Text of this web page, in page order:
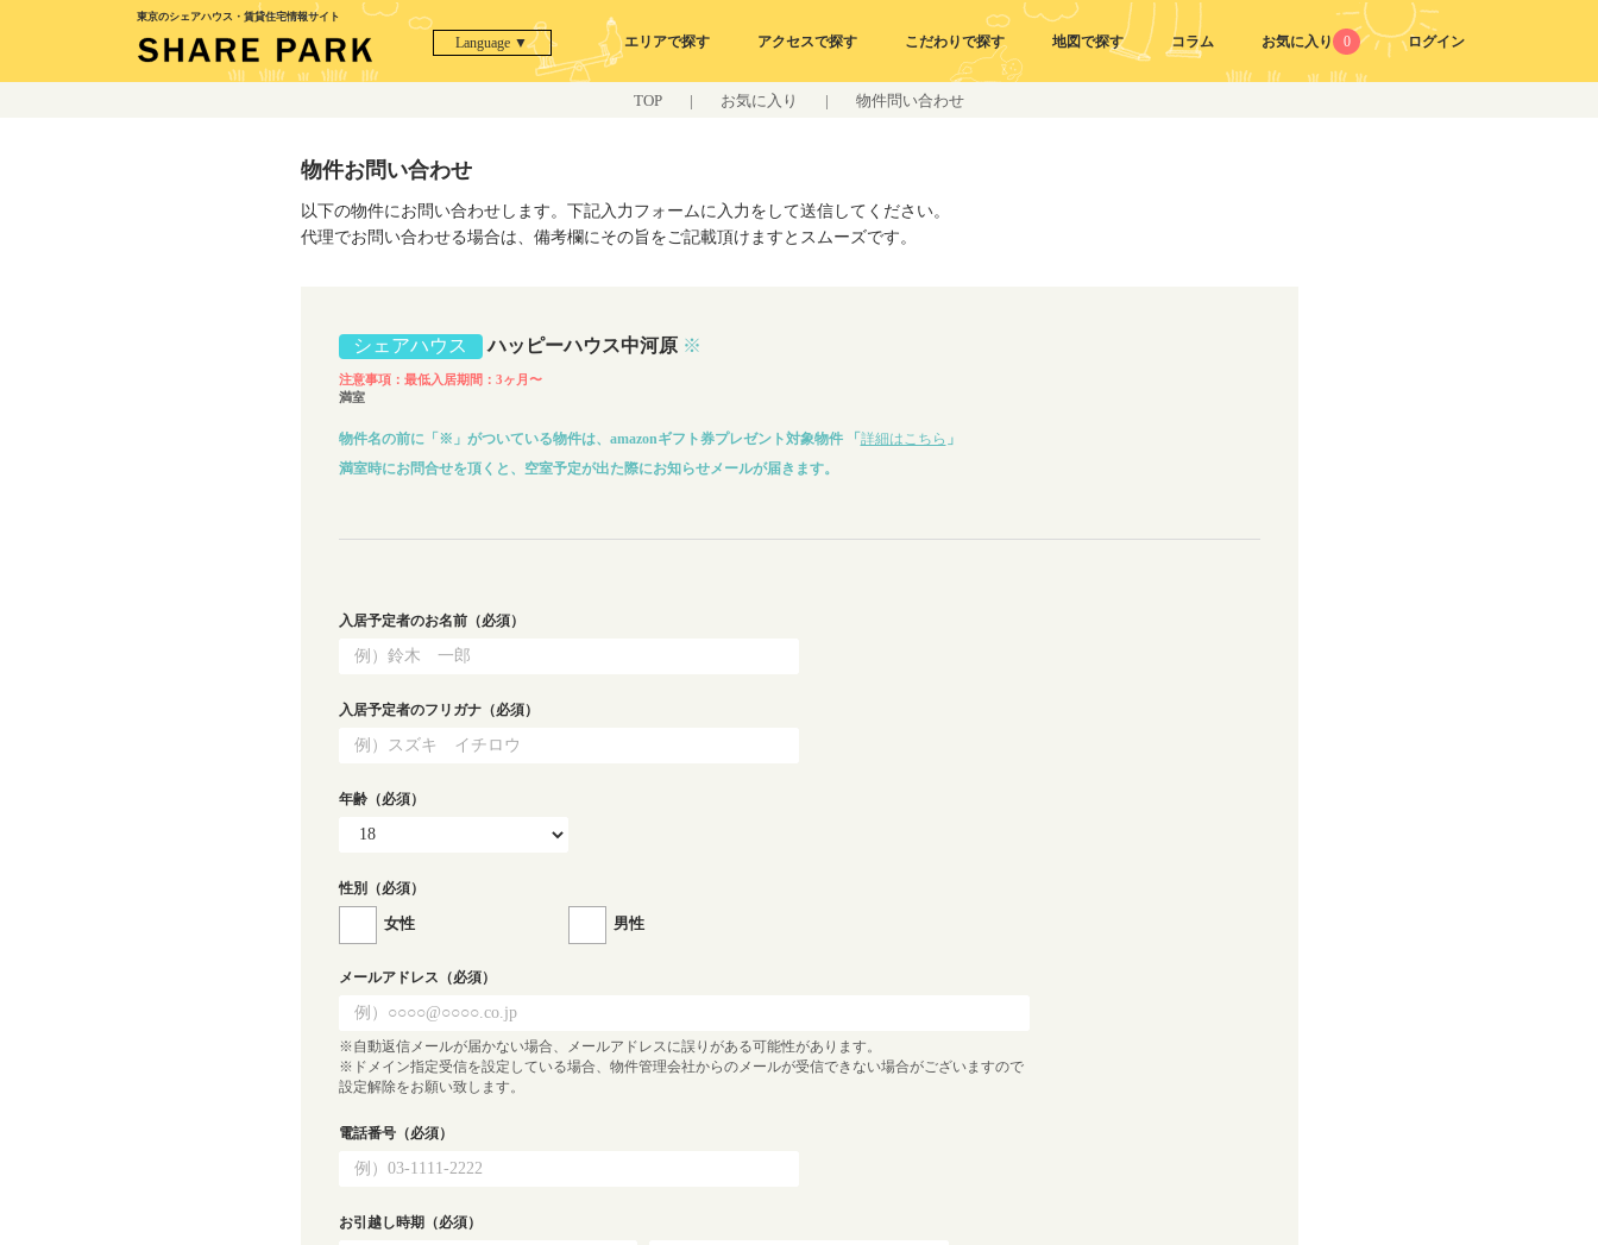
東京のシェアハウス・賃貸住宅情報サイト
Language ▼ エリアで探す アクセスで探す こだわりで探す 地図で探す コラム お気に入り 0 ログイン
TOP | お気に入り | 物件問い合わせ
物件お問い合わせ
以下の物件にお問い合わせします。下記入力フォームに入力をして送信してください。
代理でお問い合わせる場合は、備考欄にその旨をご記載頂けますとスムーズです。
シェアハウス ハッピーハウス中河原 ※
注意事項：最低入居期間：3ヶ月〜
満室
物件名の前に「※」がついている物件は、amazonギフト券プレゼント対象物件 「 詳細はこちら 」
満室時にお問合せを頂くと、空室予定が出た際にお知らせメールが届きます。
入居予定者のお名前（必須）
入居予定者のフリガナ（必須）
年齢（必須）
性別 （必須）
女性 男性
メールアドレス （必須）
※自動返信メールが届かない場合、メールアドレスに誤りがある可能性があります。
※ドメイン指定受信を設定している場合、物件管理会社からのメールが受信できない場合がございますので
設定解除をお願い致します。
電話番号（必須）
お引越し時期 （必須）